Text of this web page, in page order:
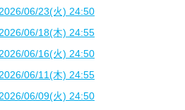
2026/06/23(火) 24:50
2026/06/18(木) 24:55
2026/06/16(火) 24:50
2026/06/11(木) 24:55
2026/06/09(火) 24:50